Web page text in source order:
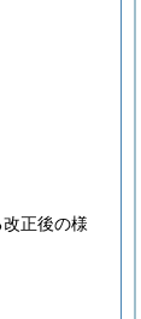
正後の様